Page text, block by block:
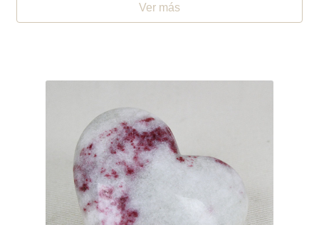
Ver más